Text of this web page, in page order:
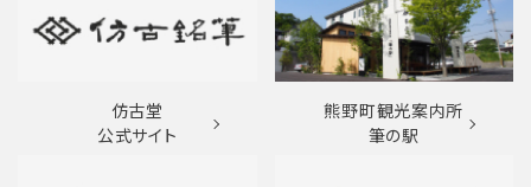
仿古堂
公式サイト
熊野町観光案内所
筆の駅